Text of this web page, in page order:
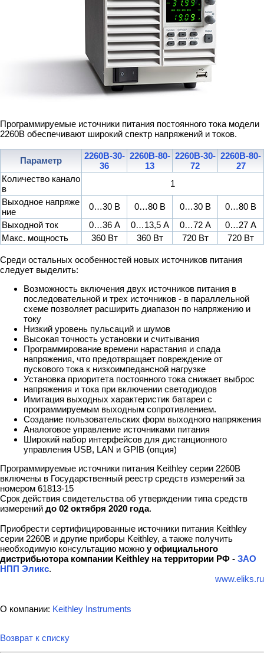
Программируемые источники питания постоянного тока модели
2260B обеспечивают широкий спектр напряжений и токов.
Параметр
2260B-30-
36
2260B-80-
13
2260B-30-
72
2260B-80-
27
Количество канало
в
1
Выходное напряже
ние
0…30 В 0…80 В 0…30 В
0…80 В
Выходной ток
0…36 А 0…13,5 А 0…72 А
0…27 А
Макс. мощность
360 Вт 360 Вт 720 Вт 720 Вт
Среди остальных особенностей новых источников питания
следует выделить:
Возможность включения двух источников питания в
последовательной и трех источников - в параллельной
схеме позволяет расширить диапазон по напряжению и
току
Низкий уровень пульсаций и шумов
Высокая точность установки и считывания
Программирование времени нарастания и спада
напряжения, что предотвращает повреждение от
пускового тока к низкоимпедансной нагрузке
Установка приоритета постоянного тока снижает выброс
напряжения и тока при включении светодиодов
Имитация выходных характеристик батареи с
программируемым выходным сопротивлением.
Создание пользовательских форм выходного напряжения
Аналоговое управление источниками питания
Широкий набор интерфейсов для дистанционного
управления USB, LAN и GPIB (опция)
Программируемые источники питания Keithley серии 2260B
включены в Государственный реестр средств измерений за
номером 61813-15
Срок действия свидетельства об утверждении типа средств
измерений до 02 октября 2020 года.
Приобрести сертифицированные источники питания Keithley
серии 2260B и другие приборы Keithley, а также получить
необходимую консультацию можно у официального
дистрибьютора компании Keithley на территории РФ - ЗАО
НПП Эликс.
www.eliks.ru
О компании: Keithley Instruments
Возврат к списку